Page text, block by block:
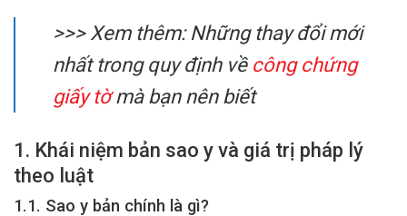
>>> Xem thêm: Những thay đổi mới
nhất trong quy định về công chứng
giấy tờmà bạn nên biết
1. Khái niệm bản sao y và giá trị pháp lý
theo luật
1.1. Sao y bản chính là gì?